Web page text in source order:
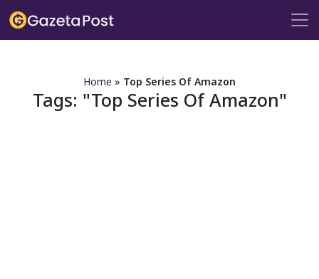
Home » Top Series Of Amazon
Tags: Top Series Of Amazon